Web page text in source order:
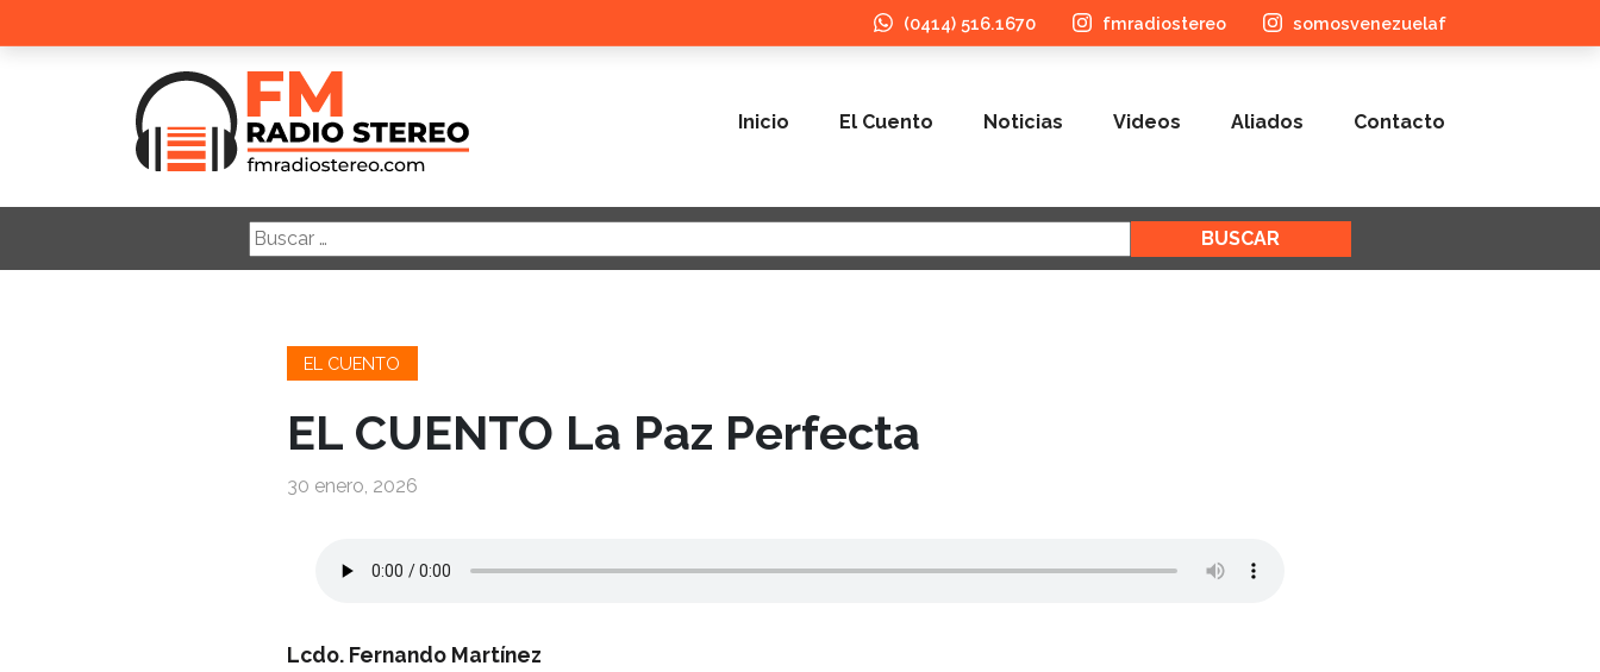
(0414) 516.1670 fmradiostereo somosvenezuelaf
Inicio El Cuento Noticias Videos Aliados Contacto
Buscar:
EL CUENTO
EL CUENTO La Paz Perfecta
30 enero, 2026
Lcdo. Fernando Martínez